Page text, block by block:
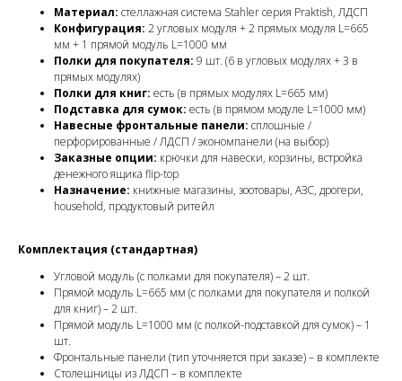
Материал: стеллажная система Stahler серия Praktish, ЛДСП
Конфигурация: 2 угловых модуля + 2 прямых модуля L=665
мм + 1 прямой модуль L=1000 мм
Полки для покупателя: 9 шт. (6 в угловых модулях + 3 в
прямых модулях)
Полки для книг: есть (в прямых модулях L=665 мм)
Подставка для сумок: есть (в прямом модуле L=1000 мм)
Навесные фронтальные панели: сплошные /
перфорированные / ЛДСП / экономпанели (на выбор)
Заказные опции: крючки для навески, корзины, встройка
денежного ящика flip-top
Назначение: книжные магазины, зоотовары, АЗС, дрогери,
household, продуктовый ритейл
Комплектация (стандартная)
Угловой модуль (с полками для покупателя) – 2 шт.
Прямой модуль L=665 мм (с полками для покупателя и полкой
для книг) – 2 шт.
Прямой модуль L=1000 мм (с полкой-подставкой для сумок) – 1
шт.
Фронтальные панели (тип уточняется при заказе) – в комплекте
Столешницы из ЛДСП – в комплекте